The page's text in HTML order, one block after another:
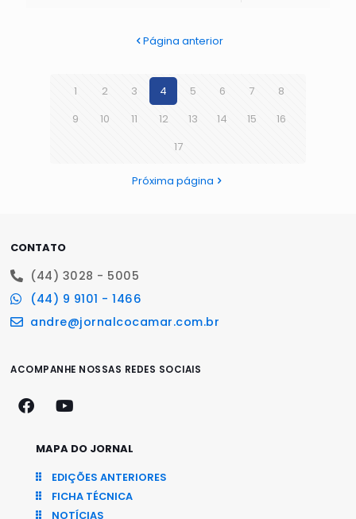
Página anterior
1 2 3 4 5 6 7
8
9
10 11 12 13 14 15
16
17
Próxima página
CONTATO
(44) 3028 - 5005
(44) 9 9101 - 1466
andre@jornalcocamar.com.br
ACOMPANHE NOSSAS REDES SOCIAIS
MAPA DO JORNAL
EDIÇÕES ANTERIORES
FICHA TÉCNICA
NOTÍCIAS